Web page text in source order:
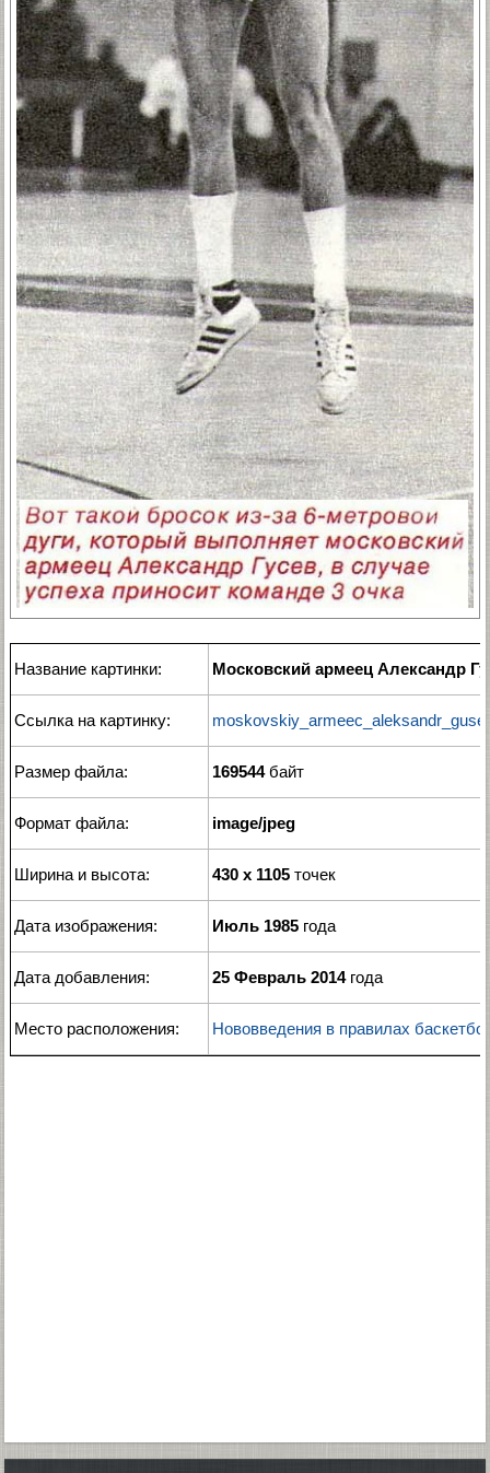
Название картинки: Московский армеец Александр
Ссылка на картинку:
Размер файла: 169544байт
Формат файла: image/jpeg
Ширина и высота: 430 x 1105 точек
Дата изображения: Июль 1985 года
Дата добавления: 25 Февраль 2014года
Место расположения: Нововведения в правилах